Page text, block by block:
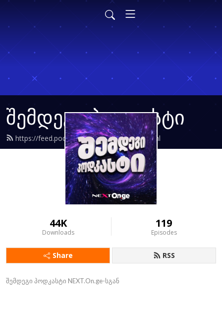
შემდეგი პოდკასტი
https://feed.podbean.com/nextonge/feed.xml
44K
Downloads
119
Episodes
Share RSS
შემდეგი პოდკასტი NEXT.On.ge-სგან